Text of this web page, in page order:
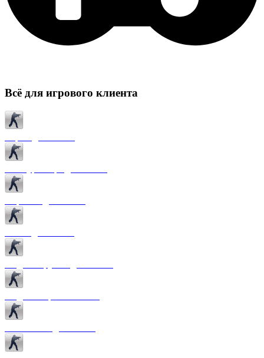
Всё для игрового клиента